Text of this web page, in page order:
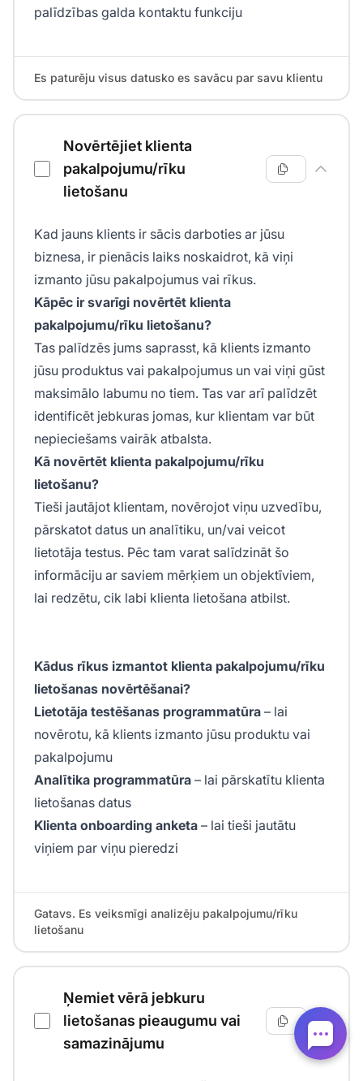
palīdzības galda kontaktu funkciju
Es paturēju visus datusko es savācu par savu klientu
Novērtējiet klienta
pakalpojumu/rīku
lietošanu
Kad jauns klients ir sācis darboties ar jūsu
biznesa, ir pienācis laiks noskaidrot, kā viņi
izmanto jūsu pakalpojumus vai rīkus.
Kāpēc ir svarīgi novērtēt klienta
pakalpojumu/rīku lietošanu?
Tas palīdzēs jums saprasst, kā klients izmanto
jūsu produktus vai pakalpojumus un vai viņi gūst
maksimālo labumu no tiem. Tas var arī palīdzēt
identificēt jebkuras jomas, kur klientam var būt
nepieciešams vairāk atbalsta.
Kā novērtēt klienta pakalpojumu/rīku
lietošanu?
Tieši jautājot klientam, novērojot viņu uzvedību,
pārskatot datus un analītiku, un/vai veicot
lietotāja testus. Pēc tam varat salīdzināt šo
informāciju ar saviem mērķiem un objektīviem,
lai redzētu, cik labi klienta lietošana atbilst.
Kādus rīkus izmantot klienta pakalpojumu/rīku
lietošanas novērtēšanai?
Lietotāja testēšanas programmatūra – lai
novērotu, kā klients izmanto jūsu produktu vai
pakalpojumu
Analītika programmatūra – lai pārskatītu klienta
lietošanas datus
Klienta onboarding anketa – lai tieši jautātu
viņiem par viņu pieredzi
Gatavs. Es veiksmīgi analizēju pakalpojumu/rīku
lietošanu
Ņemiet vērā jebkuru
lietošanas pieaugumu vai
samazinājumu